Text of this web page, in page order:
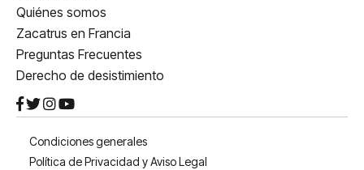
Quiénes somos
Zacatrus en Francia
Preguntas Frecuentes
Derecho de desistimiento
Condiciones generales
Política de Privacidad y Aviso Legal